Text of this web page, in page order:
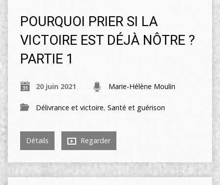
POURQUOI PRIER SI LA
VICTOIRE EST DÉJÀ NÔTRE ?
PARTIE 1
20 juin 2021 Marie-Hélène Moulin
Délivrance et victoire, Santé et guérison
Détails Regarder